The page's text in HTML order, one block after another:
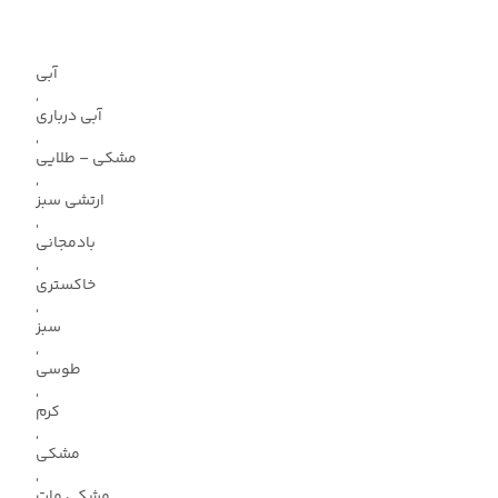
آبی
,
آبی درباری
,
مشکی – طلایی
,
ارتشی سبز
,
بادمجانی
,
خاکستری
,
سبز
,
طوسی
,
کرم
,
مشکی
,